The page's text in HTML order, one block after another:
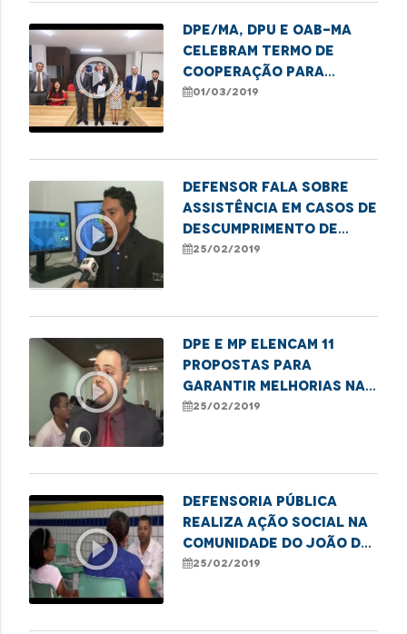
play_circle_outline
DPE/MA, DPU e OAB-MA
celebram termo de
cooperação para
atuação conjunta
01/03/2019
play_circle_outline
Defensor fala sobre
assistência em casos de
descumprimento de
decisão judicial
25/02/2019
play_circle_outline
DPE e MP elencam 11
propostas para
garantir melhorias na
unidade de saúde
25/02/2019
play_circle_outline
Defensoria Pública
realiza ação social na
comunidade do João de
Deus
25/02/2019